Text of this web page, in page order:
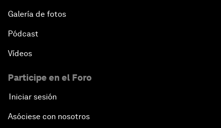
Galería de fotos
Pódcast
Vídeos
Participe en el Foro
Iniciar sesión
Asóciese con nosotros